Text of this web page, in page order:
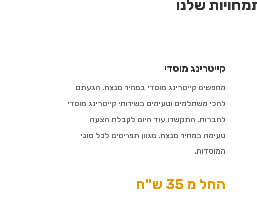
שלנו
קייטרינג מוסדי
מחפשים קייטרינג מוסדי במחיר מנצח. הגעתם
להכי משתלמים וטעימים בשירותי קייטרינג מוסדי
לחברות. התקשרו עוד היום לקבלת הצעה
טעימה במחיר מנצח. מגוון תפריטים לכל סוגי
המוסדות.
החל מ 35 ש"ח